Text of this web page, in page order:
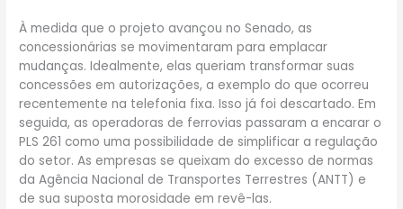
À medida que o projeto avançou no Senado, as
concessionárias se movimentaram para emplacar
mudanças. Idealmente, elas queriam transformar suas
concessões em autorizações, a exemplo do que ocorreu
recentemente na telefonia fixa. Isso já foi descartado. Em
seguida, as operadoras de ferrovias passaram a encarar o
PLS 261 como uma possibilidade de simplificar a regulação
do setor. As empresas se queixam do excesso de normas
da Agência Nacional de Transportes Terrestres (ANTT) e
de sua suposta morosidade em revê-las.